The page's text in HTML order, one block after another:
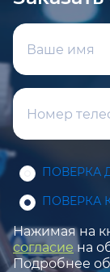
ПОВЕРКА
ПОВЕРКА
Нажимая на
согласие на
Подробнее